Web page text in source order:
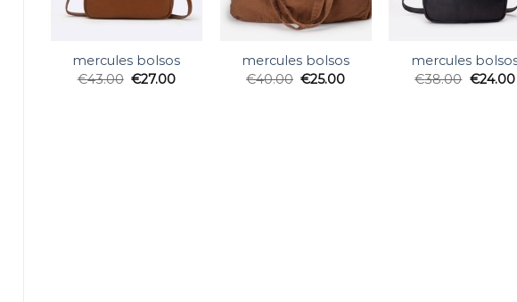
mercules bolsos
€43.00 €27.00
mercules bolsos
€40.00 €25.00
mercules
€38.00 €24.00